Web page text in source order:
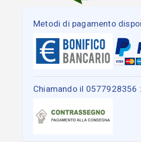
Metodi di pagamento
Chiamando il 0577928356 :